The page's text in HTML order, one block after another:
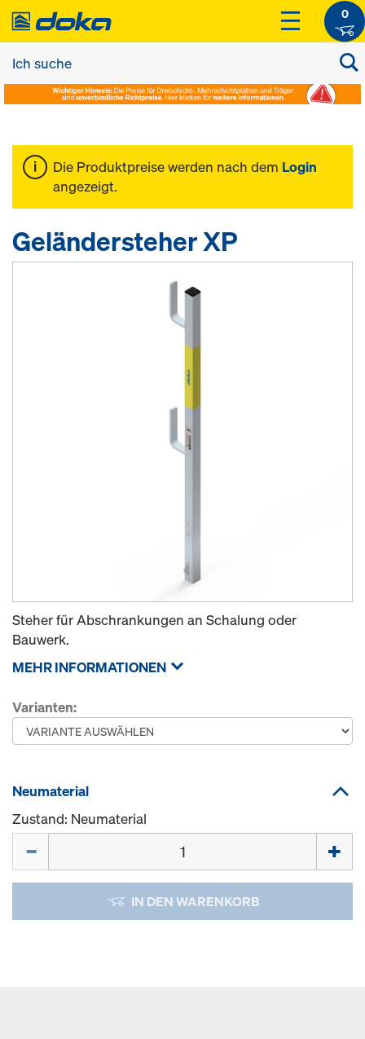
0
Die Produktpreise werden nach dem Login
angezeigt.
Geländersteher XP
Steher für Abschrankungen an Schalung oder
Bauwerk.
MEHR INFORMATIONEN
Varianten:
Neumaterial
Zustand: Neumaterial
IN DEN WARENKORB